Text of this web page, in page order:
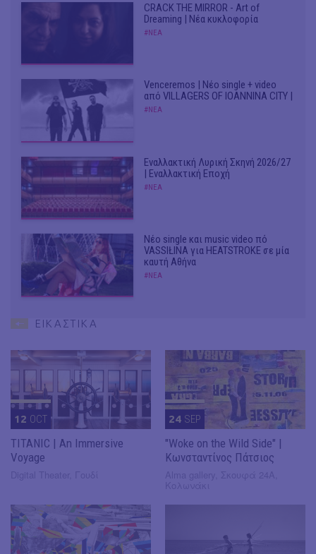
CRACK THE MIRROR - Art of
Dreaming | Νέα κυκλοφορία
#ΝΕΑ
Venceremos | Νέο single + video
από VILLAGERS OF IOANNINA CITY |
#ΝΕΑ
Εναλλακτική Λυρική Σκηνή 2026/27
| Εναλλακτική Εποχή
#ΝΕΑ
Νέο single και music video πό
VASSIŁINA για HEATSTROKE σε μία
καυτή Αθήνα
#ΝΕΑ
ΕΙΚΑΣΤΙΚΑ
12 OCT
TITANIC | An Immersive
Voyage
24 SEP
"Woke on the Wild Side" |
Κωνσταντίνος Πάτσιος